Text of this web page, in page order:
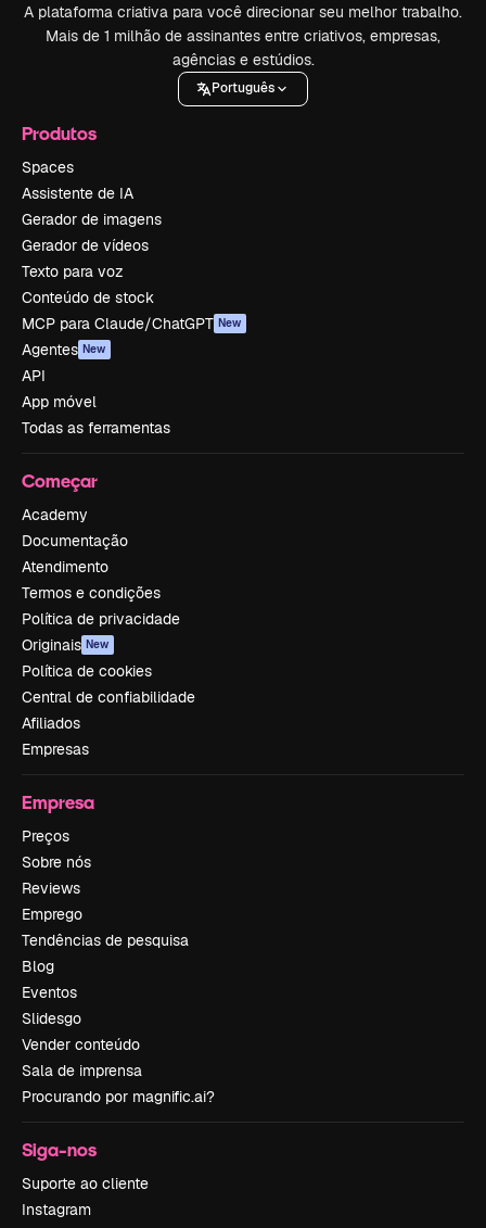
A plataforma criativa para você direcionar seu melhor trabalho.
Mais de 1 milhão de assinantes entre criativos, empresas,
agências e estúdios.
Português
Produtos
Spaces
Assistente de IA
Gerador de imagens
Gerador de vídeos
Texto para voz
Conteúdo de stock
MCP para Claude/ChatGPT New
Agentes New
API
App móvel
Todas as ferramentas
Começar
Academy
Documentação
Atendimento
Termos e condições
Política de privacidade
Originais New
Política de cookies
Central de confiabilidade
Afiliados
Empresas
Empresa
Preços
Sobre nós
Reviews
Emprego
Tendências de pesquisa
Blog
Eventos
Slidesgo
Vender conteúdo
Sala de imprensa
Procurando por magnific.ai?
Siga-nos
Suporte ao cliente
Instagram